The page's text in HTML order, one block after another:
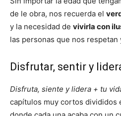
de le obra, nos recuerda el
y la necesidad de vivirla con
las personas que nos respetan
Disfrutar, sentir y
Disfruta, siente y lidera + tu
capítulos muy cortos divididos